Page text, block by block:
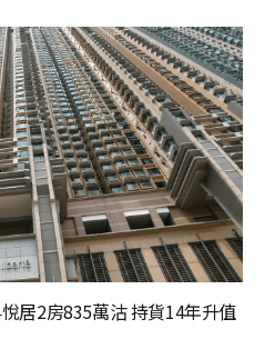
居2房835萬沽 持貨14年升值